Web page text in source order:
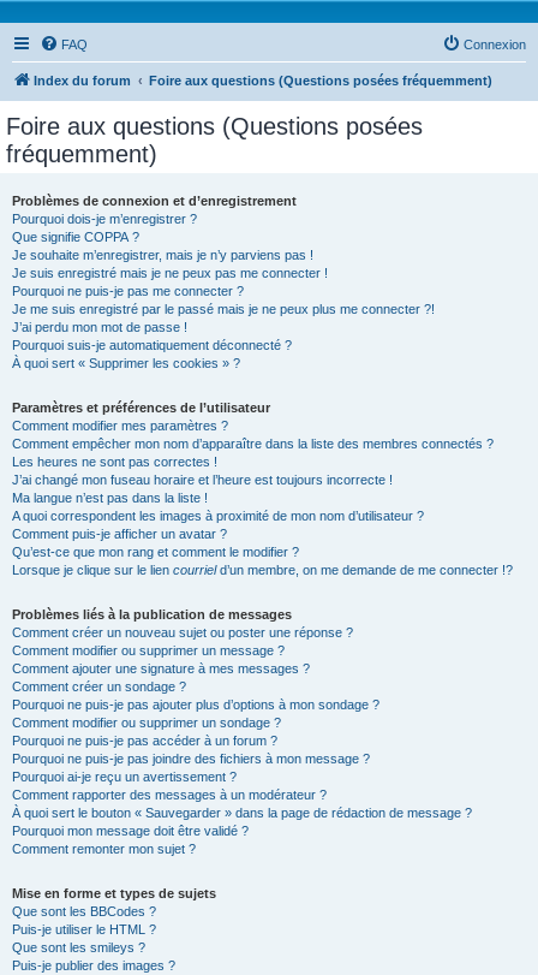
FAQ Connexion
Index du forum Foire aux questions (Questions posées fréquemment)
Foire aux questions (Questions posées
fréquemment)
Problèmes de connexion et d’enregistrement
Pourquoi dois-je m’enregistrer ?
Que signifie COPPA ?
Je souhaite m’enregistrer, mais je n’y parviens pas !
Je suis enregistré mais je ne peux pas me connecter !
Pourquoi ne puis-je pas me connecter ?
Je me suis enregistré par le passé mais je ne peux plus me connecter ?!
J’ai perdu mon mot de passe !
Pourquoi suis-je automatiquement déconnecté ?
À quoi sert « Supprimer les cookies » ?
Paramètres et préférences de l’utilisateur
Comment modifier mes paramètres ?
Comment empêcher mon nom d’apparaître dans la liste des membres connectés ?
Les heures ne sont pas correctes !
J’ai changé mon fuseau horaire et l’heure est toujours incorrecte !
Ma langue n’est pas dans la liste !
A quoi correspondent les images à proximité de mon nom d’utilisateur ?
Comment puis-je afficher un avatar ?
Qu’est-ce que mon rang et comment le modifier ?
Lorsque je clique sur le lien courrield’un membre, on me demande de me connecter !?
Problèmes liés à la publication de messages
Comment créer un nouveau sujet ou poster une réponse ?
Comment modifier ou supprimer un message ?
Comment ajouter une signature à mes messages ?
Comment créer un sondage ?
Pourquoi ne puis-je pas ajouter plus d’options à mon sondage ?
Comment modifier ou supprimer un sondage ?
Pourquoi ne puis-je pas accéder à un forum ?
Pourquoi ne puis-je pas joindre des fichiers à mon message ?
Pourquoi ai-je reçu un avertissement ?
Comment rapporter des messages à un modérateur ?
À quoi sert le bouton « Sauvegarder » dans la page de rédaction de message ?
Pourquoi mon message doit être validé ?
Comment remonter mon sujet ?
Mise en forme et types de sujets
Que sont les BBCodes ?
Puis-je utiliser le HTML ?
Que sont les smileys ?
Puis-je publier des images ?